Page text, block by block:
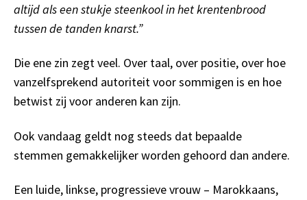
altijd als een stukje steenkool in het krentenbrood
tussen de tanden knarst.”
Die ene zin zegt veel. Over taal, over positie, over hoe
vanzelfsprekend autoriteit voor sommigen is en hoe
betwist zij voor anderen kan zijn.
Ook vandaag geldt nog steeds dat bepaalde
stemmen gemakkelijker worden gehoord dan andere.
Een luide, linkse, progressieve vrouw – Marokkaans,